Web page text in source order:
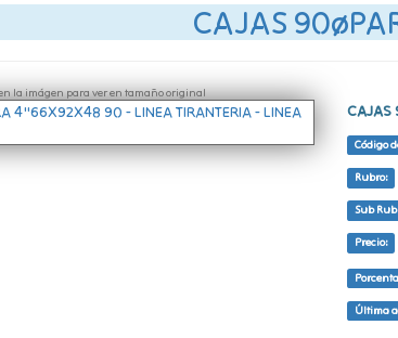
CAJAS
la imágen para ver en tamaño original
Código
Rubro:
Sub
Precio:
Última